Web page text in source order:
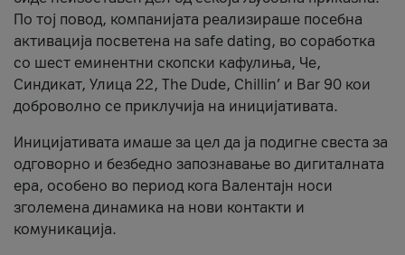
По тој повод, компанијата реализираше посебна
активација посветена на safe dating, во соработка
со шест еминентни скопски кафулиња, Че,
Синдикат, Улица 22, The Dude, Chillin’ и Bar 90 кои
доброволно се приклучија на иницијативата.
Иницијативата имаше за цел да ја подигне свеста за
одговорно и безбедно запознавање во дигиталната
ера, особено во период кога Валентајн носи
зголемена динамика на нови контакти и
комуникација.